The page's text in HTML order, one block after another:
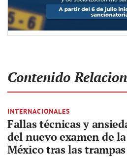
Contenido
INTERNACIONALES
Fallas técnicas y
del nuevo examen de
México tras las